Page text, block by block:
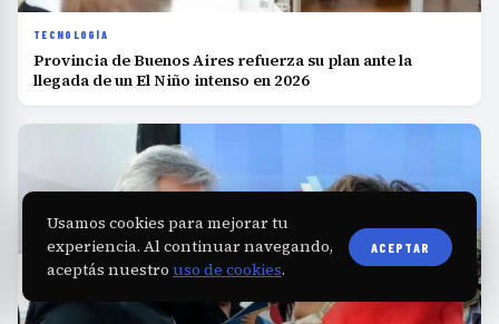
TECNOLOGÍA
Provincia de Buenos Aires refuerza su plan ante la
llegada de un El Niño intenso en 2026
Usamos cookies para mejorar tu
experiencia. Al continuar navegando,
aceptás nuestro uso de cookies.
ACEPTAR